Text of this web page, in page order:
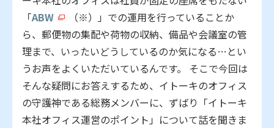
「ABW
（※）」での運用を行っていることか
ら、郵便物の集配や荷物の収納、備品や会議室の管
理まで、いったいどうしているのか気になる…とい
うお声をよくいただいているんです。 そこで今回は
そんな疑問にお答えするため、イトーキのオフィス
の守護神である総務メンバーに、ずばり「イトーキ
本社オフィス運営のポイント」について話を聞きま